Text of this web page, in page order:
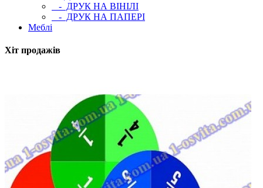
- ДРУК НА ВІНІЛІ
- ДРУК НА ПАПЕРІ
Меблі
Хіт продажів